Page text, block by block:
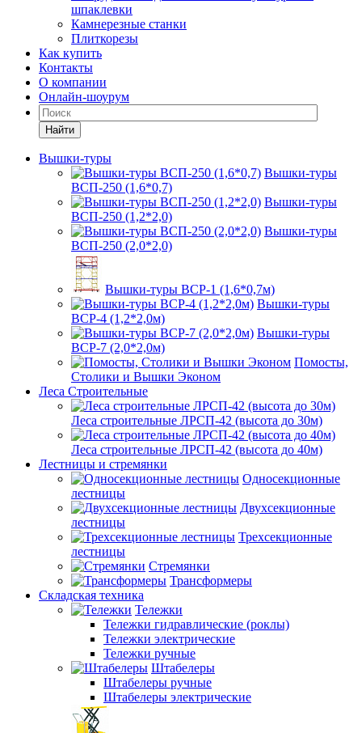
шпаклевки
Камнерезные станки
Плиткорезы
Как купить
Контакты
О компании
Онлайн-шоурум
Найти
Вышки-туры
Вышки-туры
ВСП-250 (1,6*0,7)
Вышки-туры
ВСП-250 (1,2*2,0)
Вышки-туры
ВСП-250 (2,0*2,0)
Вышки-туры ВСР-1 (1,6*0,7м)
Вышки-туры
ВСР-4 (1,2*2,0м)
Вышки-туры
ВСР-7 (2,0*2,0м)
Помосты,
Столики и Вышки Эконом
Леса Строительные
Леса строительные ЛРСП-42 (высота до 30м)
Леса строительные ЛРСП-42 (высота до 40м)
Лестницы и стремянки
Односекционные
лестницы
Двухсекционные
лестницы
Трехсекционные
лестницы
Стремянки
Трансформеры
Складская техника
Тележки
Тележки гидравлические (роклы)
Тележки электрические
Тележки ручные
Штабелеры
Штабелеры ручные
Штабелеры электрические